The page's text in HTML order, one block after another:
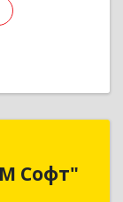
Софт"
г, Николая